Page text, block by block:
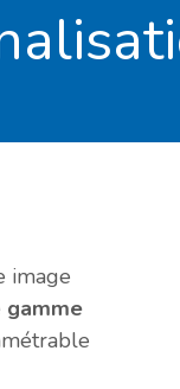
image
gamme